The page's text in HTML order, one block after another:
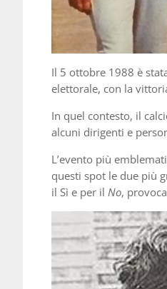
Il 5 ottobre 1988 è
elettorale, con la
In quel contesto, il
alcuni dirigenti e
L’evento più
questi spot le due più
il Sì e per il No,